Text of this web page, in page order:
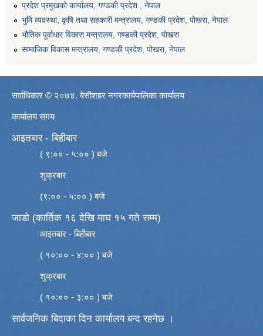
प्रदेश प्रमुखको कार्यालय, गण्डकी प्रदेश , नेपाल
भुमि व्यवस्था, कृषि तथा सहकारी मन्त्रालय, गण्डकी प्रदेश, पोखरा, नेपाल
भौतिक पूर्वाधार विकास मन्त्रालय, गण्डकी प्रदेश, पाेखरा
सामाजिक विकास मन्त्रालय, गण्डकी प्रदेश, पोखरा, नेपाल
सर्वाधिकार © २०७४. बेसीशहर नगरकार्यपालिका कार्यालय
कार्यालय समय
आइतबार - बिहीबार
( ९:०० - ५:०० ) बजे
शुक्रबार
(९:०० - ५:०० ) बजे
जाडो (कार्तिक १६ देखि माघ १५ गते सम्म)
आइतबार - बिहीबार
( १०:०० - ४:०० ) बजे
शुक्रबार
( १०:०० - ३:०० ) बजे
सार्वजनिक बिदाका दिन कार्यालय बन्द रहनेछ ।